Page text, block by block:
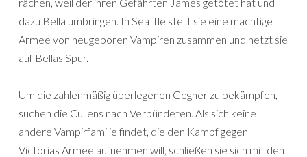
dazu Bella umbringen. In Seattle stellt sie eine mächtige
Armee von neugeboren Vampiren zusammen und hetzt sie
auf Bellas Spur.
Um die zahlenmäßig überlegenen Gegner zu bekämpfen,
suchen die Cullens nach Verbündeten. Als sich keine
andere Vampirfamilie findet, die den Kampf gegen
Victorias Armee aufnehmen will, schließen sie sich mit den